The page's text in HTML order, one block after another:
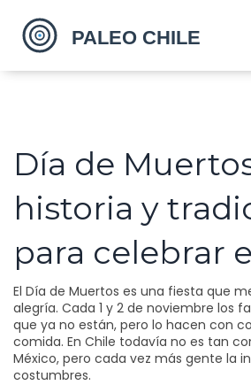
Día de
historia y
para celebrar
El Día de Muertos es una fiesta que
alegría. Cada 1 y 2 de noviembre los
que ya no están, pero lo hacen con
comida. En Chile todavía no es tan
México, pero cada vez más gente la
costumbres.